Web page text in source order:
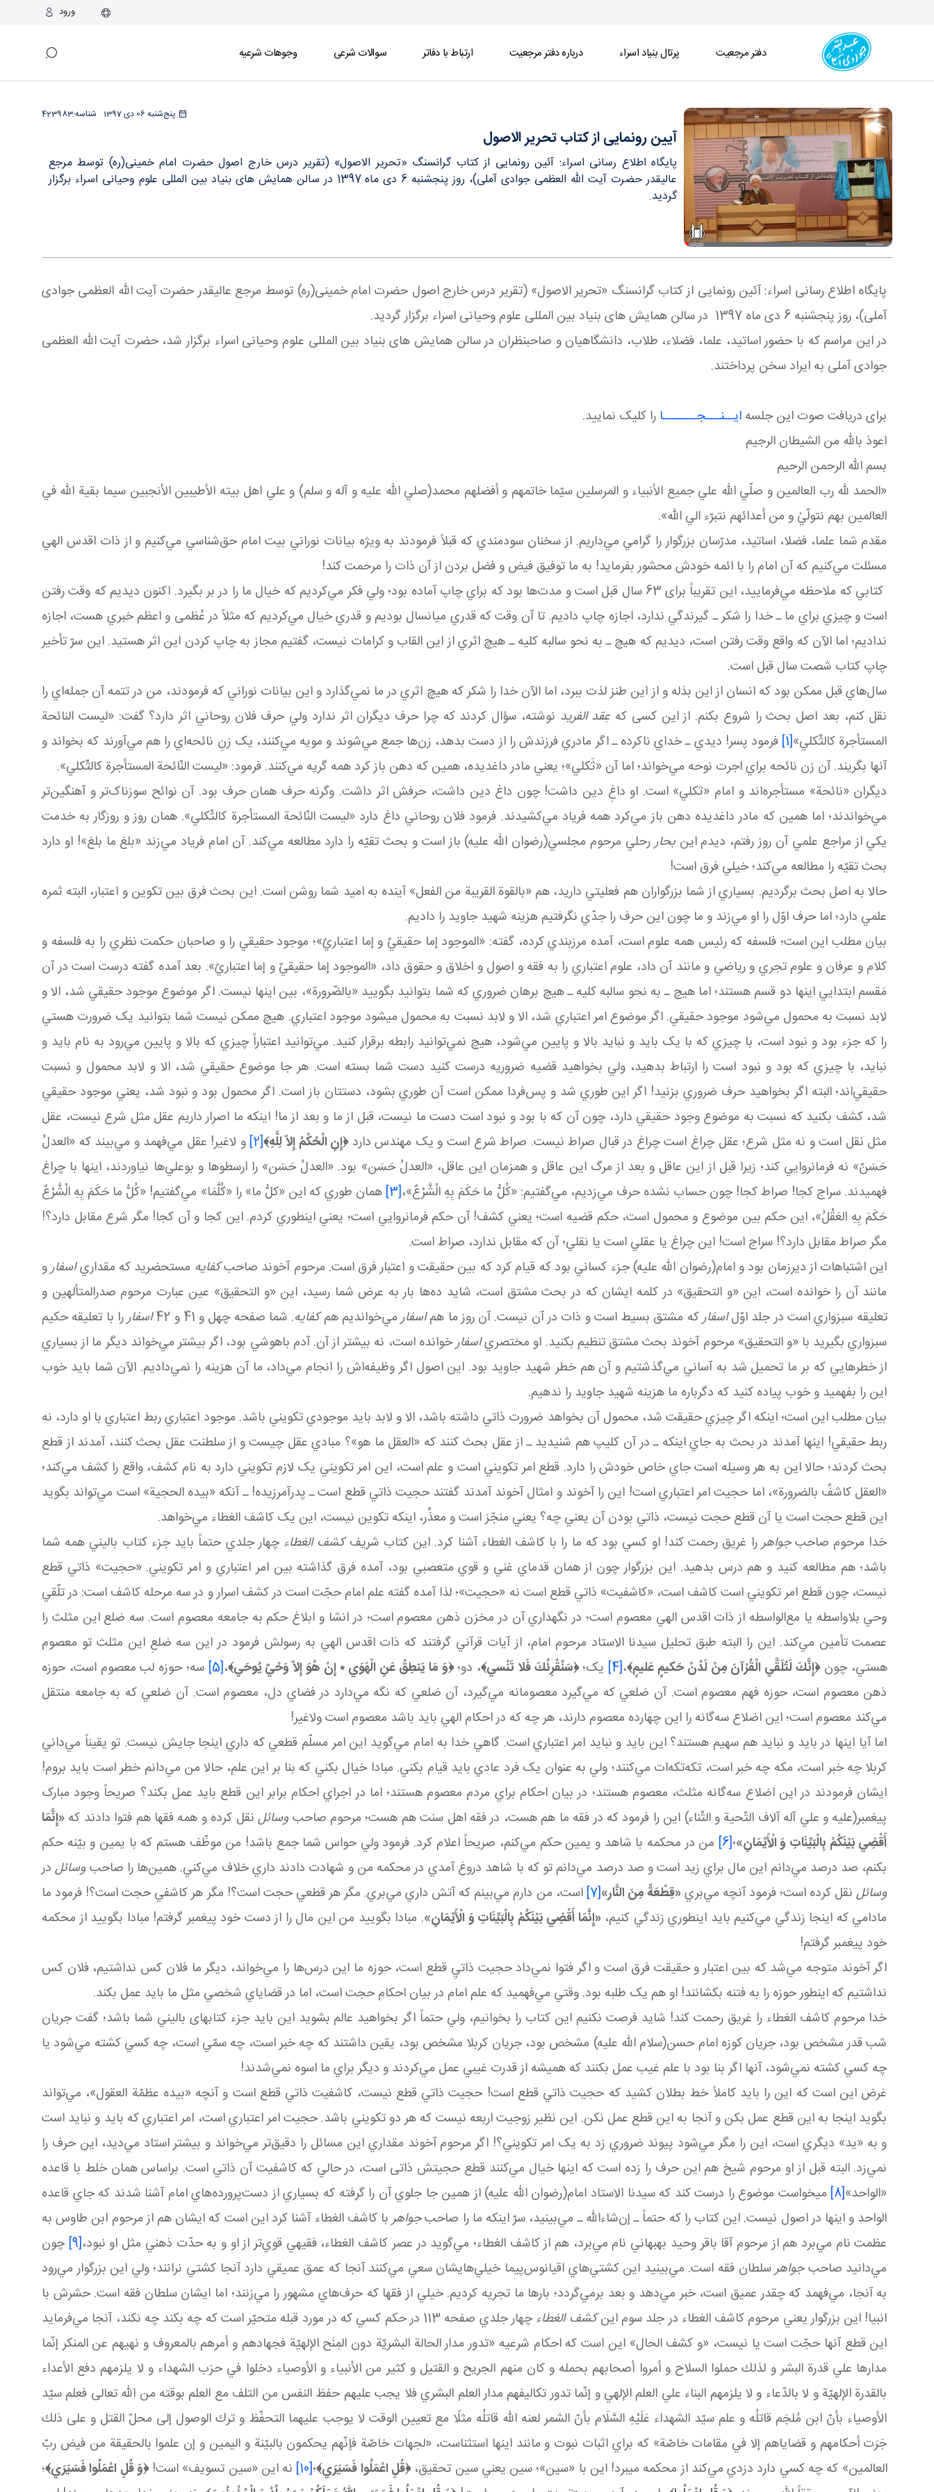
ورود
دفتر مرجعیت پرتال بنیاد اسراء درباره دفتر مرجعیت ارتباط با دفاتر سوالات شرعی وجوهات شرعیه
پنج‌شنبه 06 دی 1397 423983شناسه:
آیین رونمایی از کتاب تحریر الاصول
پایگاه اطلاع رسانی اسراء: آئین رونمایی از کتاب گرانسنگ «تحریر الاصول» (تقریر درس خارج اصول حضرت امام خمینی(ره) توسط مرجع
عالیقدر حضرت آیت الله العظمی جوادی آملی)، روز پنجشنبه 6 دی ماه 1397 در سالن همایش های بنیاد بین المللی علوم وحیانی اسراء برگزار
گردید.
پایگاه اطلاع رسانی اسراء: آئین رونمایی از کتاب گرانسنگ «تحریر الاصول» (تقریر درس خارج اصول حضرت امام خمینی(ره) توسط مرجع عالیقدر حضرت آیت الله العظمی جوادی
آملی)، روز پنجشنبه 6 دی ماه 1397 در سالن همایش های بنیاد بین المللی علوم وحیانی اسراء برگزار گردید.
در این مراسم که با حضور اساتید، علما، فضلاء، طلاب، دانشگاهیان و صاحبنظران در سالن همایش های بنیاد بین المللی علوم وحیانی اسراء برگزار شد، حضرت آیت الله العظمی
جوادی آملی به ایراد سخن پرداختند.
برای دریافت صوت این جلسه ایــنـــجـــــــا را کلیک نمایید.
اعوذ بالله من الشيطان الرجيم
بسم الله الرحمن الرحيم
«الحمد لله رب العالمين و صلّي الله علي جميع الأنبياء و المرسلين سيّما خاتمهم و أفضلهم محمد(صلي الله عليه و آله و سلم) و علي اهل بيته الأطيبين الأنجبين سيما بقية الله في
العالمين بهم نتولّيٰ و من أعدائهم نتبرّء الي الله».
مقدم شما علما، فضلا، اساتيد، مدرّسان بزرگوار را گرامي مي‌داريم. از سخنان سودمندي که قبلاً فرمودند به ويژه بيانات نوراني بيت امام حق‌شناسي مي‌کنيم و از ذات اقدس الهي
مسئلت مي‌کنيم که آن امام را با ائمه خودش محشور بفرمايد! به ما توفيق فيض و فضل بردن از آن ذات را مرحمت کند!
کتابي که ملاحظه مي‌فرماييد، اين تقريباً برای 63 سال قبل است و مدت‌ها بود که براي چاپ آماده بود؛ ولي فکر مي‌کرديم که خيال ما را در بر بگيرد. اکنون ديديم که وقت رفتن
است و چيزي براي ما ـ خدا را شکر ـ گيرندگي ندارد، اجازه چاپ داديم. تا آن وقت که قدري ميانسال بوديم و قدري خيال مي‌کرديم که مثلاً در عُظمی و اعظم خبري هست، اجازه
نداديم؛ اما الآن که واقع وقت رفتن است، ديديم که هيچ ـ به نحو سالبه کليه ـ هيچ اثري از اين القاب و کرامات نيست، گفتيم مجاز به چاپ کردن اين اثر هستيد. اين سرّ تأخير
چاپ کتاب شصت سال قبل است.
سال‌هاي قبل ممکن بود که انسان از اين بذله و از اين طنز لذت ببرد، اما الآن خدا را شکر که هيچ اثري در ما نمي‌گذارد و اين بيانات نوراني که فرمودند، من در تتمه آن جمله‌اي را
نقل کنم، بعد اصل بحث را شروع بکنم. از اين کسی که عِقد الفريد نوشته، سؤال کردند که چرا حرف ديگران اثر ندارد ولي حرف فلان روحاني اثر دارد؟ گفت: «ليست النائحة
المستأجرة کالثّکلي»[1] فرمود پسر! ديدي ـ خداي ناکرده ـ اگر مادري فرزندش را از دست بدهد، زن‌ها جمع مي‌شوند و مويه مي‌کنند، يک زنِ نائحه‌اي را هم مي‌آورند که بخواند و
آنها بگريند. آن زن نائحه براي اجرت نوحه مي‌خواند؛ اما آن «ثَکلي»؛ يعني مادر داغديده، همين که دهن باز کرد همه گريه مي‌کنند. فرمود: «ليست النّائحة المستأجرة کالثّکلي».
ديگران «نائحة» مستأجره‌اند و امام «ثکلي» است. او داغِ دين داشت! چون داغ دين داشت، حرفش اثر داشت. وگرنه حرف همان حرف بود. آن نوائح سوزناک‌تر و آهنگين‌تر
مي‌خواندند؛ اما همين که مادر داغديده دهن باز مي‌کرد همه فرياد مي‌کشيدند. فرمود فلان روحاني داغ دارد «ليست النّائحة المستأجرة کالثّکلي». همان روز و روزگار به خدمت
يکي از مراجع علمي آن روز رفتم، ديدم اينبحاررحلي مرحوم مجلسي(رضوان الله عليه) باز است و بحث تقيّه را دارد مطالعه مي‌کند. آن امام فرياد مي‌زند «بلغ ما بلغ»! او دارد
بحث تقيّه را مطالعه مي‌کند؛ خيلي فرق است!
حالا به اصل بحث برگرديم. بسياري از شما بزرگواران هم فعليتي داريد، هم «بالقوة القريبة من الفعل» آينده به اميد شما روشن است. اين بحث فرق بين تکوين و اعتبار، البته ثمره
علمي دارد؛ اما حرف اوّل را او مي‌زند و ما چون اين حرف را جدّي نگرفتيم هزينه شهيد جاويد را داديم.
بيان مطلب اين است؛ فلسفه که رئيس همه علوم است، آمده مرزبندي کرده، گفته: «الموجود إما حقيقيٌ و إما اعتباريٌ»؛ موجود حقيقي را و صاحبان حکمت نظري را به فلسفه و
کلام و عرفان و علوم تجري و رياضي و مانند آن داد، علوم اعتباري را به فقه و اصول و اخلاق و حقوق داد، «الموجود إما حقيقيٌ و إما اعتباريٌ». بعد آمده گفته درست است در آن
مَقسم ابتدايي اينها دو قسم هستند؛ اما هيچ ـ به نحو سالبه کليه ـ هيچ برهان ضروري که شما بتوانيد بگوييد «بالضّرورة»، بين اينها نيست. اگر موضوع موجود حقيقي شد، الا و
لابد نسبت به محمول مي‌شود موجود حقيقي. اگر موضوع امر اعتباري شد، الا و لابد نسبت به محمول می شود موجود اعتباري. هيچ ممکن نيست شما بتوانيد يک ضرورت هستي
را که جزء بود و نبود است، با چيزي که با يک بايد و نبايد بالا و پايين مي‌شود، هيچ نمي‌توانيد رابطه برقرار کنيد. مي‌توانيد اعتباراً چيزي که بالا و پايين مي‌رود به نام بايد و
نبايد، با چيزي که بود و نبود است را ارتباط بدهيد، ولي بخواهيد قضيه ضروريه درست کنيد دست شما بسته است. هر جا موضوع حقيقي شد، الا و لابد محمول و نسبت
حقيقي‌اند؛ البته اگر بخواهيد حرف ضروري بزنيد! اگر اين طوري شد و پس‌فردا ممکن است آن طوري بشود، دستتان باز است. اگر محمول بود و نبود شد، يعني موجود حقيقي
شد، کشف بکنيد که نسبت به موضوع وجود حقيقي دارد، چون آن که با بود و نبود است دست ما نيست، قبل از ما و بعد از ما! اينکه ما اصرار داريم عقل مثل شرع نيست، عقل
مثل نقل است و نه مثل شرع؛ عقل چراغ است چراغ در قبال صراط نيست. صراط شرع است و يک مهندس دارد﴿إِنِ الْحُكْمُ إِلاّ لِلَّهِ﴾[2] و لاغير! عقل مي‌فهمد و مي‌بيند که «العدلُ
حَسَنٌ» نه فرمانروايي کند؛ زيرا قبل از اين عاقل و بعد از مرگ اين عاقل و همزمان اين عاقل، «العدلُ حَسَن» بود. «العدلُ حَسَن» را ارسطوها و بوعلي‌ها نياوردند، اينها با چراغ
فهميدند. سراج کجا! صراط کجا! چون حساب نشده حرف مي‌زديم، مي‌گفتيم: «كُلُّ ما حَكَمَ بِهِ الْشَّرْعٌ»،[3] همان طوري که اين «کلُّ ما» را «کُلَّمَا» مي‌گفتيم! «كُلُّ ما حَكَمَ بِهِ الْشَّرْعٌ
حَكَمَ بِهِ العَقْلُ»، اين حکم بين موضوع و محمول است، حکم قضيه است؛ يعني کشف! آن حکم فرمانروايي است؛ يعني اين طوري کردم. اين کجا و آن کجا! مگر شرع مقابل دارد؟!
مگر صراط مقابل دارد؟! سراج است! اين چراغ يا عقلي است يا نقلي؛ آن که مقابل ندارد، صراط است.
اين اشتباهات از ديرزمان بود و امام(رضوان الله عليه) جزء کساني بود که قيام کرد که بين حقيقت و اعتبار فرق است. مرحوم آخوند صاحبکفايه مستحضريد که مقدارياسفارو
مانند آن را خوانده است، اين «و التحقيق» در کلمه ايشان که در بحث مشتق است، شايد ده‌ها بار به عرض شما رسيد، اين «و التحقيق» عين عبارت مرحوم صدرالمتألهين و
تعليقه سبزواري است در جلد اوّلاسفارکه مشتق بسيط است و ذات در آن نيست. آن روز ما هماسفارمي‌خوانديم همکفايه. شما صفحه چهل و 41 و 42 اسفاررا با تعليقه حکيم
سبزواري بگيريد با «و التحقيق» مرحوم آخوند بحث مشتق تنظيم بکنيد. او مختصرياسفارخوانده است، نه بيشتر از آن. آدم باهوشي بود، اگر بيشتر مي‌خواند ديگر ما از بسياري
از خطرهايي که بر ما تحميل شد به آساني مي‌گذشتيم و آن هم خطر شهيد جاويد بود. اين اصول اگر وظيفه‌اش را انجام مي‌داد، ما آن هزينه را نمي‌داديم. الآن شما بايد خوب
اين را بفهميد و خوب پياده کنيد که دگرباره ما هزينه شهيد جاويد را ندهيم.
بيان مطلب اين است؛ اينکه اگر چيزي حقيقت شد، محمول آن بخواهد ضرورت ذاتي داشته باشد، الا و لابد بايد موجودي تکويني باشد. موجود اعتباري ربط اعتباري با او دارد، نه
ربط حقيقي! اينها آمدند در بحث به جاي اينکه ـ در آن کليپ هم شنيديد ـ از عقل بحث کنند که «العقل ما هو»؟ مبادي عقل چيست و از سلطنت عقل بحث کنند، آمدند از قطع
بحث کردند؛ حالا اين به هر وسيله است جاي خاص خودش را دارد. قطع امر تکويني است و علم است، اين امر تکويني يک لازم تکويني دارد به نام کشف، واقع را کشف مي‌کند؛
«العقل کاشفٌ بالضرورة»، اما حجيت امر اعتباري است! اين را آخوند و امثال آخوند آمدند گفتند حجيت ذاتي قطع است ـ پدرآمرزيده! ـ آن که «بيده الحجية» است مي‌تواند بگويد
اين قطع حجت است يا آن قطع حجت نيست، ذاتي بودن آن يعني چه؟ يعني منجّز است و معذِّر، اينکه تکوين نيست، اين يک کاشف الغطاء مي‌خواهد.
خدا مرحوم صاحبجواهررا غريق رحمت کند! او کسي بود که ما را با کاشف الغطاء آشنا کرد. اين کتاب شريفکشف الغطاءچهار جلدي حتماً بايد جزء کتاب باليني همه شما
باشد؛ هم مطالعه کنيد و هم درس بدهيد. اين بزرگوار چون از همان قدماي غني و قوي متعصبي بود، آمده فرق گذاشته بين امر اعتباري و امر تکويني. «حجيت» ذاتي قطع
نيست، چون قطع امر تکويني است کاشف است، «کاشفيت» ذاتي قطع است نه «حجيت»؛ لذا آمده گفته علم امام حجّت است در کشف اسرار و در سه مرحله کاشف است: در تلّقي
وحي بلاواسطه يا مع‌الواسطه از ذات اقدس الهي معصوم است؛ در نگهداري آن در مخزن ذهن معصوم است؛ در انشا و ابلاغ حکم به جامعه معصوم است. سه ضلع اين مثلث را
عصمت تأمين مي‌کند. اين را البته طبق تحليل سيدنا الاستاد مرحوم امام، از آيات قرآني گرفتند که ذات اقدس الهي به رسولش فرمود در اين سه ضلعِ اين مثلث تو معصوم
هستي، چون﴿إِنَّكَ لَتُلَقَّي الْقُرْآنَ مِنْ لَدُنْ حَكيمٍ عَليمٍ﴾،[4] يک؛﴿سَنُقْرِئُكَ فَلا تَنْسي﴾، دو؛﴿وَ مَا يَنطِقُ عَنِ الْهَوَي ٭ إِنْ هُوَ إِلاّ وَحْيٌ يُوحَي﴾،[5] سه؛ حوزه لب معصوم است، حوزه
ذهن معصوم است، حوزه فهم معصوم است. آن ضلعي که مي‌گيرد معصومانه مي‌گيرد، آن ضلعي که نگه مي‌دارد در فضاي دل، معصوم است. آن ضلعي که به جامعه منتقل
مي‌کند معصوم است؛ اين اضلاع سه‌گانه را اين چهارده معصوم دارند، هر چه که در احکام الهي بايد باشد معصوم است ولاغير!
اما آيا اينها در بايد و نبايد هم سهيم‌ هستند؟ اين بايد و نبايد امر اعتباري است. گاهي خدا به امام مي‌گويد اين امر مسلّم قطعي که داري اينجا جايش نيست. تو يقيناً مي‌داني
کربلا چه خبر است، مکه چه خبر است، تکه‌تکه‌ات مي‌کنند؛ ولي به عنوان يک فرد عادي بايد قيام بکني. مبادا خيال بکني که بنا بر اين علم، حالا من مي‌دانم خطر است بايد بروم!
ايشان فرمودند در اين اضلاع سه‌گانه مثلث، معصوم هستند؛ در بيان احکام براي مردم معصوم هستند؛ اما در اجراي احکام برابر اين قطع بايد عمل بکند؟ صريحاً وجود مبارک
پيغمبر(عليه و علي آله آلاف التّحية و الثّناء) اين را فرمود که در فقه ما هم هست، در فقه اهل سنت هم هست؛ مرحوم صاحب وسائلنقل کرده و همه فقها هم فتوا دادند که «إِنَّمَا
أَقْضِي‏ بَيْنَكُمْ بِالْبَيِّنَاتِ وَ الْأَيْمَانِ»؛[6] من در محکمه با شاهد و يمين حکم مي‌کنم، صريحاً اعلام کرد. فرمود ولي حواس شما جمع باشد! من موظّف هستم که با يمين و بيّنه حکم
بکنم، صد درصد مي‌دانم اين مال براي زيد است و صد درصد مي‌دانم تو که با شاهد دروغ آمدي در محکمه من و شهادت دادند داري خلاف مي‌کني. همين‌ها را صاحب وسائلدر
وسائلنقل کرده است؛ فرمود آنچه مي‌بري«قِطْعَةً مِنَ النَّار»[7] است، من دارم مي‌بينم که آتش داري مي‌بري. مگر هر قطعي حجت است؟! مگر هر کاشفي حجت است؟! فرمود ما
مادامي که اين جا زندگي مي‌کنيم بايد اين طوري زندگي کنيم،«إِنَّمَا أَقْضِي‏ بَيْنَكُمْ بِالْبَيِّنَاتِ وَ الْأَيْمَانِ». مبادا بگوييد من اين مال را از دست خود پيغمبر گرفتم! مبادا بگوييد از محکمه
خود پيغمبر گرفتم!
اگر آخوند متوجه مي‌شد که بين اعتبار و حقيقت فرق است و اگر فتوا نمي‌داد حجيت ذاتيِ قطع است، حوزه ما اين درس‌ها را مي‌خواند، ديگر ما فلان کس نداشتيم، فلان کس
نداشتيم که اين طور حوزه را به فتنه بکشانند! او هم يک طلبه بود. وقتي مي‌فهميد که علم امام در بيان احکام حجت است، اما در قضاياي شخصي مثل ما بايد عمل بکند.
خدا مرحوم کاشف الغطاء را غريق رحمت کند! شايد فرصت نکنيم اين کتاب را بخوانيم، ولي حتماً اگر بخواهيد عالم بشويد اين بايد جزء کتاب های باليني شما باشد؛ گفت جريان
شب قدر مشخص بود، جريان کوزه امام حسن(سلام الله عليه) مشخص بود، جريان کربلا مشخص بود، يقين داشتند که چه خبر است، چه سمّي است، چه کسي کشته مي‌شود يا
چه کسي کشته نمي‌شود، آنها اگر بنا بود با علم غيب عمل بکنند که هميشه از قدرت غيبي عمل مي‌کردند و ديگر براي ما اسوه نمي‌شدند!
غرض اين است که اين را بايد کاملاً خط بطلان کشيد که حجيت ذاتي قطع است! حجيت ذاتي قطع نيست، کاشفيت ذاتي قطع است و آنچه «بيده عظمّة العقول»، مي‌تواند
بگويد اينجا به اين قطع عمل بکن و آنجا به اين قطع عمل نکن. اين نظير زوجيت اربعه نيست که هر دو تکويني باشد. حجيت امر اعتباري است، امر اعتباري که بايد و نبايد است
و به «يد» ديگري است، اين را مگر مي‌شود پيوند ضروري زد به يک امر تکويني؟! اگر مرحوم آخوند مقداري اين مسائل را دقيق‌تر مي‌خواند و بيشتر استاد مي‌ديد، اين حرف را
نمي‌زد. البته قبل از او مرحوم شيخ هم اين حرف را زده است که اينها خيال مي‌کنند قطع حجيتش ذاتی است، در حالي که کاشفيت آن ذاتي است. براساس همان خلط با قاعده
«الواحد»[8] می خواست موضوع را درست کند که سيدنا الاستاد امام(رضوان الله عليه) از همين جا جلوي آن را گرفته که بسياري از دست‌پرورده‌هاي امام آشنا شدند که جاي قاعده
الواحد و اينها در اصول نيست. اين کتاب را که حتماً ـ إن‌شاءالله ـ مي‌بينيد، سرّ اينکه ما را صاحبجواهربا کاشف الغطاء آشنا کرد اين است که ايشان هم از مرحوم ابن طاوس به
عظمت نام مي‌برد هم از مرحوم آقا باقر وحيد بهبهاني نام مي‌برد، هم از کاشف الغطاء؛ مي‌گويد در عصر کاشف الغطاء، فقيهي قوي‌تر از او و به حدّت ذهني مثل او نبود،[9] چون
مي‌دانيد صاحبجواهرسلطان فقه است. مي‌بينيد اين کشتي‌هاي اقيانوس‌پيما خيلي‌هايشان سعي مي‌کنند آنجا که عمق عميقي دارد آنجا کشتي نرانند؛ ولي اين بزرگوار مي‌رود
به آنجا، مي‌فهمد که چقدر عميق است، خبر مي‌دهد و بعد برمي‌گردد؛ بارها ما تجريه کرديم. خيلي از فقها که حرف‌هاي مشهور را مي‌زنند؛ اما ايشان سلطان فقه است. حشرش با
انبيا! اين بزرگوار يعني مرحوم کاشف الغطاء در جلد سوم اينکشف الغطاء
چهار جلدي صفحه 113 در حکم کسي که در مورد قبله متحيّر است که چه بکند چه نکند، آنجا مي‌فرمايد
اين قطع آنها حجّت است يا نيست، «و کشف الحال» اين است که احکام شرعيه «تدور مدار الحالة البشريّة دون المِنَح الإلهيّة فجهادهم و أمرهم بالمعروف و نهيهم عن المنكر إنّما
مدارها علي قدرة البشر و لذلك حملوا السلاح و أمروا أصحابهم بحمله و كان منهم الجريح و القتيل و كثير من الأنبياء‌ ‌و الأوصياء دخلوا في حزب الشهداء و لا يلزمهم دفع الأعداء
بالقدرة الإلهيّة و لا بالدّعاء و لا يلزمهم البناء علي العلم الإلهي و إنّما تدور تكاليفهم مدار العلم البشري فلا يجب عليهم حفظ النفس من التلف مع العلم بوقته من اللّه تعالى فعلم سيّد
الأوصياء بأنّ ابن مُلجَم قاتلُه و علم سيّد الشهداء عَلَيْهِ السَّلَام بأنّ الشمر لعنه اللّه قاتلُه مثلًا مع تعيين الوقت لا يوجب عليهما التحفّظ و ترك الوصول إلى محلّ القتل و علی ذلك
جَرَت أحكامهم و قضاياهم إلا في مقامات خاصّة» که براي اثبات نبوت و مانند اينها استثناست، «لجهات خاصّة فإنّهم يحكمون بالبيّنة و اليمين و إن علموا بالحقيقة من فيض ربّ
العالمين» که چه کسي دارد دزدي مي‌کند از محکمه می برد! اين با «سين»؛ سين يعني سين تحقيق،﴿قُلِ اعْمَلُوا فَسَيَرَي﴾؛[10] نه اين «سين تسويف» است!﴿وَ قُلِ اعْمَلُوا فَسَيَرَي﴾؛